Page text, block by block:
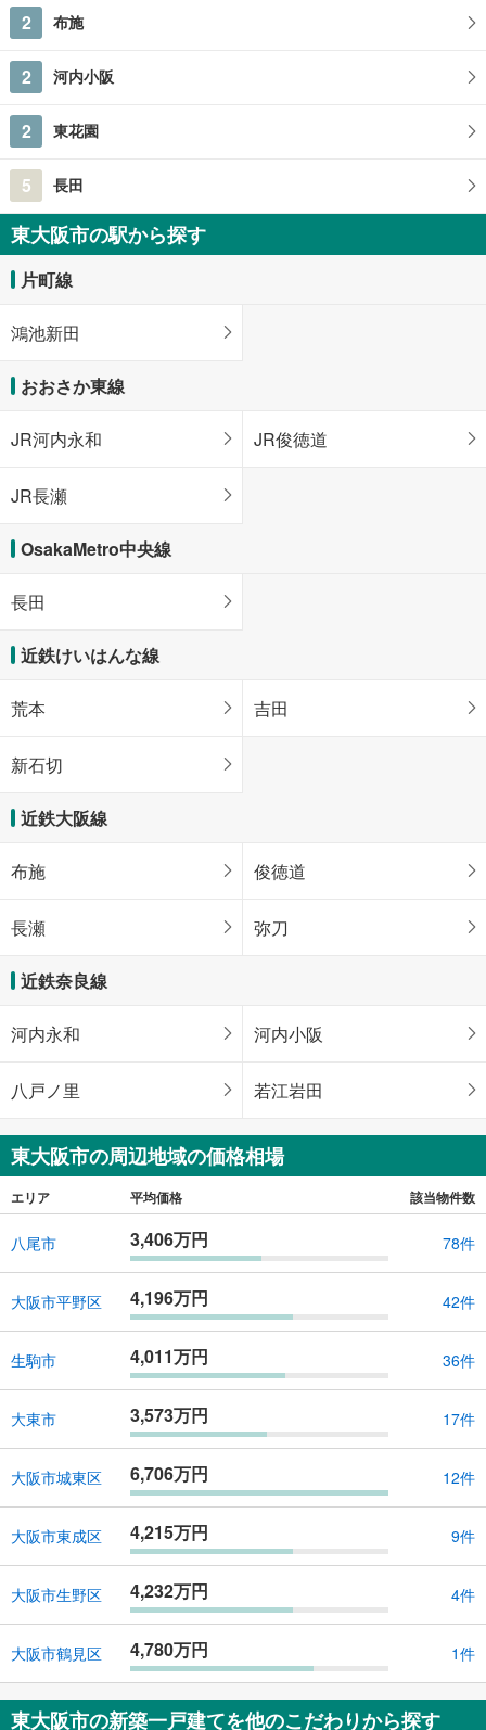
2 布施
2 河内小阪
2 東花園
5 長田
東大阪市の駅から探す
片町線
鴻池新田
おおさか東線
JR河内永和 JR俊徳道
JR長瀬
OsakaMetro中央線
長田
近鉄けいはんな線
荒本 吉田
新石切
近鉄大阪線
布施 俊徳道
長瀬 弥刀
近鉄奈良線
河内永和 河内小阪
八戸ノ里 若江岩田
東大阪市の周辺地域の価格相場
エリア 平均価格 該当物件数
八尾市 3,406万円 78件
大阪市平野区 4,196万円 42件
生駒市 4,011万円 36件
大東市 3,573万円 17件
大阪市城東区 6,706万円 12件
大阪市東成区 4,215万円 9件
大阪市生野区 4,232万円 4件
大阪市鶴見区 4,780万円 1件
東大阪市の新築一戸建てを他のこだわりから探す